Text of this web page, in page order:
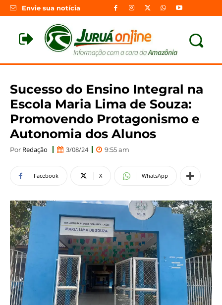
Envie sua notícia
Sucesso do Ensino Integral na
Escola Maria Lima de Souza:
Promovendo Protagonismo e
Autonomia dos Alunos
Por Redação 3/08/24 9:55 am
Facebook X WhatsApp